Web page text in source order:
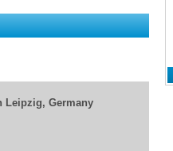
Leipzig, Germany